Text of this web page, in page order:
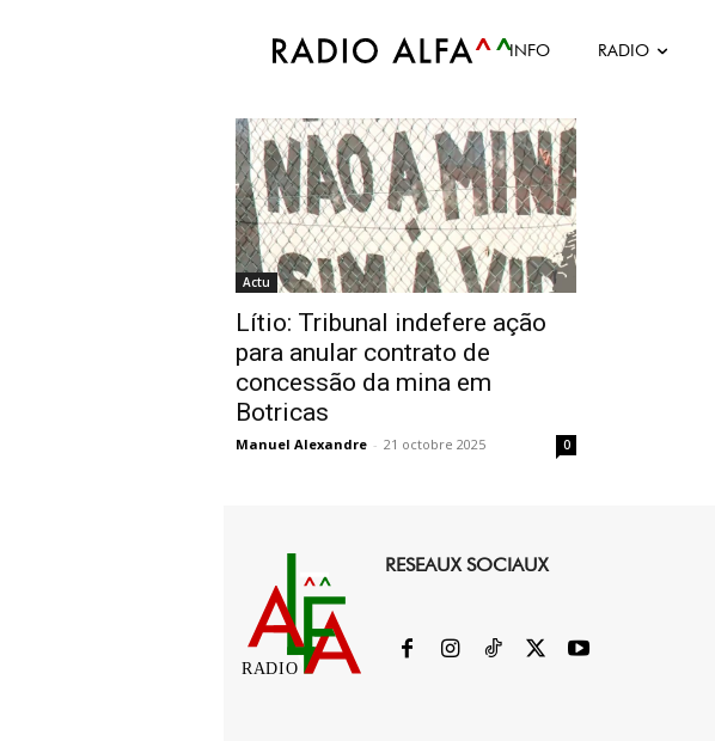
INFO RADIO
Accueil Tags Boticas
Tag: Boticas
Actu
Lítio: Tribunal indefere ação
para anular contrato de
concessão da mina em
Botricas
Manuel Alexandre - 21 octobre 2025 0
RADIO
RESEAUX SOCIAUX